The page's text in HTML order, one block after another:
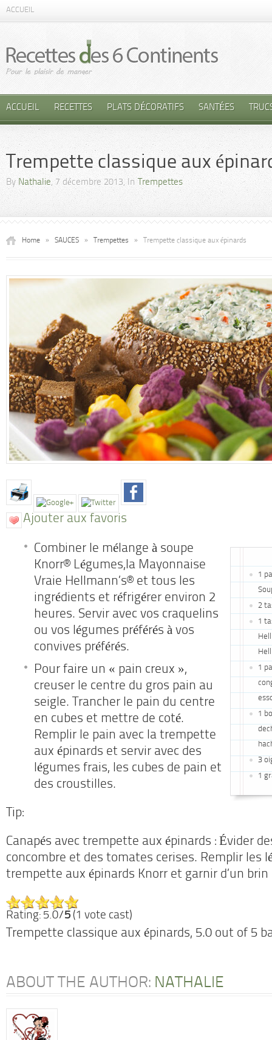
ACCUEIL
ACCUEIL RECETTES PLATS DÉCORATIFS SANTÉES
Trempette classique aux
By Nathalie, 7 décembre 2013, In Trempettes
Home » SAUCES » Trempettes » Trempette classique aux épinards
Ajouter aux favoris
1
2
1
1
1
3
1
Combiner le mélange à soupe
Knorr® Légumes,la Mayonnaise
Vraie Hellmann’s® et tous les
ingrédients et réfrigérer environ 2
heures. Servir avec vos craquelins
ou vos légumes préférés à vos
convives préférés.
Pour faire un « pain creux »,
creuser le centre du gros pain au
seigle. Trancher le pain du centre
en cubes et mettre de coté.
Remplir le pain avec la trempette
aux épinards et servir avec des
légumes frais, les cubes de pain et
des croustilles.
Tip:
Canapés avec trempette aux épinards : Évider
concombre et des tomates cerises. Remplir les
trempette aux épinards Knorr et garnir d’un brin
Rating: 5.0/5 (1 vote cast)
Trempette classique aux épinards, 5.0 out of 5
ABOUT THE AUTHOR: NATHALIE